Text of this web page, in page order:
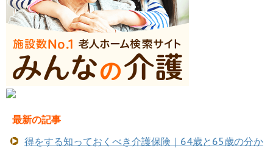
最新の記事
得をする知っておくべき介護保険｜64歳と65歳の分か